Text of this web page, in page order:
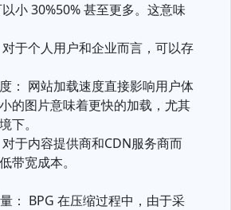
小 30%50% 甚至更多。这意味
于个人用户和企业而言，可以存
： 网站加载速度直接影响用户体
的图片意味着更快的加载，尤其
下。
于内容提供商和CDN服务商而
带宽成本。
： BPG 在压缩过程中，由于采